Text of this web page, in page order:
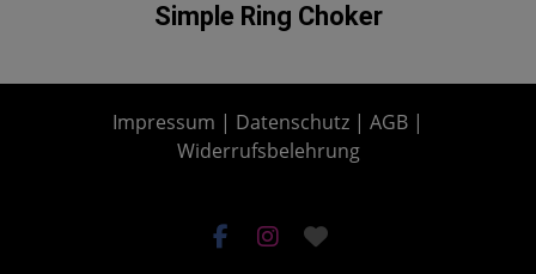
Simple Ring Choker
Impressum | Datenschutz | AGB |
Widerrufsbelehrung